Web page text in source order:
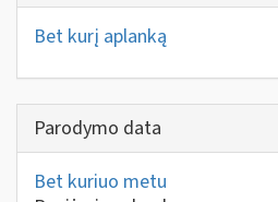
Bet kurį aplanką
Parodymo data
Bet kuriuo metu